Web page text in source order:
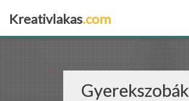
Kreativlakas.com
Gyerekszobák